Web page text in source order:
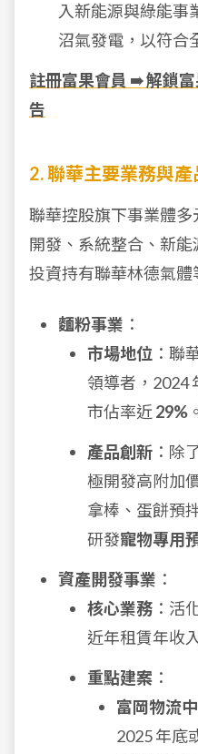
入新能源與綠能事
沼氣發電，以符合
註冊富果會員 ➠ 解鎖
告
2. 聯華主要業務與
聯華控股旗下事業體
開發、系統整合、新
投資持有聯華林德氣體
麵粉事業 ：
市場地位 ：聯
領導者，2024
市佔率近29% 。
產品創新 ：除
極開發高附加
拿棒、蛋餅預
研發寵物專用
資產開發事業 ：
核心業務 ：活
近年租賃年收
重點建案 ：
富岡物流
2025 年底